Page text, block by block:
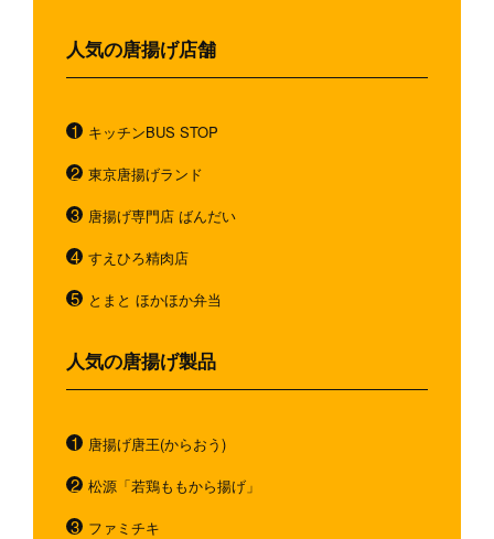
人気の唐揚げ店舗
キッチンBUS STOP
東京唐揚げランド
唐揚げ専門店 ばんだい
すえひろ精肉店
とまと ほかほか弁当
人気の唐揚げ製品
唐揚げ唐王(からおう)
松源「若鶏ももから揚げ」
ファミチキ